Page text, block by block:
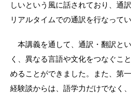
しいという風に話されており、通
リアルタイムでの通訳を行なって
本講義を通して、通訳・翻訳と
く、異なる言語や文化をつなぐこ
めることができました。また、第
経験談からは、語学力だけでなく